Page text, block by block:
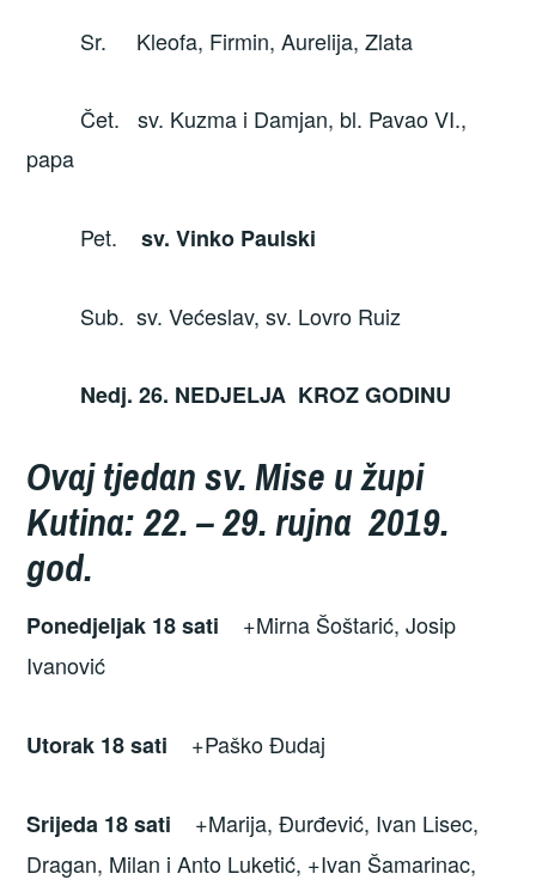
Sr. Kleofa, Firmin, Aurelija, Zlata
Čet. sv. Kuzma i Damjan, bl. Pavao VI.,
papa
Pet.sv. Vinko Paulski
Sub. sv. Većeslav, sv. Lovro Ruiz
Nedj. 26. NEDJELJA KROZ GODINU
Ovaj tjedan sv. Mise u župi
Kutina: 22. – 29. rujna 2019.
god.
Ponedjeljak 18 sati +Mirna Šoštarić, Josip
Ivanović
Utorak 18 sati +Paško Đudaj
Srijeda 18 sati
+Marija, Đurđević, Ivan Lisec,
Dragan, Milan i Anto Luketić, +Ivan Šamarinac,